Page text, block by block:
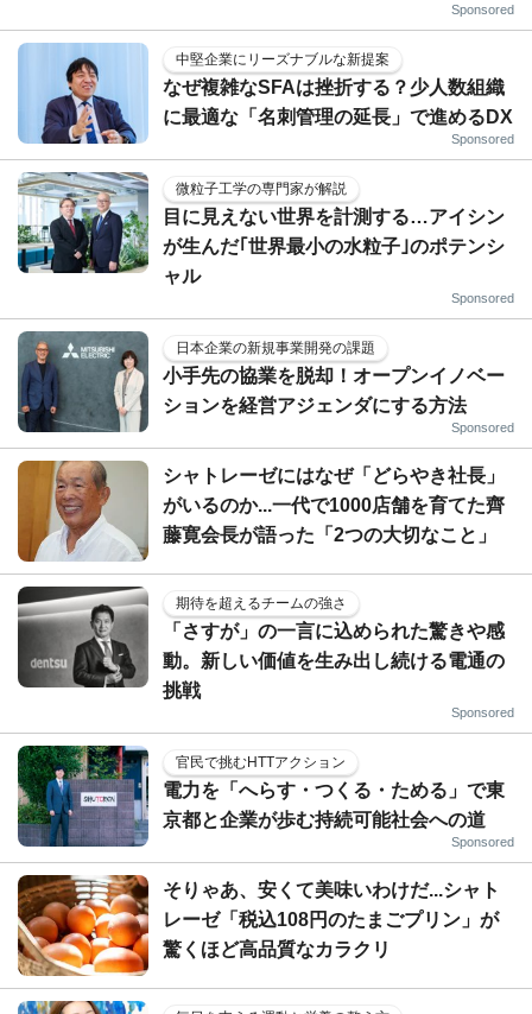
Sponsored
中堅企業にリーズナブルな新提案
なぜ複雑なSFAは挫折する？少人数組織
に最適な「名刺管理の延長」で進めるDX
Sponsored
微粒子工学の専門家が解説
目に見えない世界を計測する…アイシン
が生んだ｢世界最小の水粒子｣のポテンシ
ャル
Sponsored
日本企業の新規事業開発の課題
小手先の協業を脱却！オープンイノベー
ションを経営アジェンダにする方法
Sponsored
シャトレーゼにはなぜ「どらやき社長」
がいるのか...一代で1000店舗を育てた齊
藤寛会長が語った「2つの大切なこと」
期待を超えるチームの強さ
「さすが」の一言に込められた驚きや感
動。新しい価値を生み出し続ける電通の
挑戦
Sponsored
官民で挑むHTTアクション
電力を「へらす・つくる・ためる」で東
京都と企業が歩む持続可能社会への道
Sponsored
そりゃあ、安くて美味いわけだ...シャト
レーゼ「税込108円のたまごプリン」が
驚くほど高品質なカラクリ